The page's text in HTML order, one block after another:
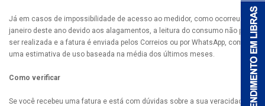
Já em casos de impossibilidade de acesso ao medidor, como ocorreu em
janeiro deste ano devido aos alagamentos, a leitura do consumo não pôde
ser realizada e a fatura é enviada pelos Correios ou por WhatsApp, com
uma estimativa de uso baseada na média dos últimos meses.
Como verificar
Se você recebeu uma fatura e está com dúvidas sobre a sua veracidade, a